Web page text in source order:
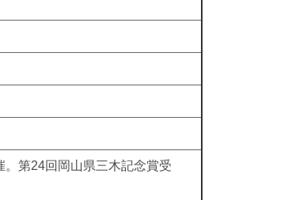
第24回岡山県三木記念賞受